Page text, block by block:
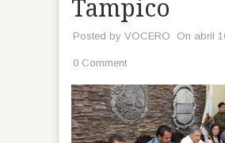
Tampico
Posted by VOCERO On abril
0 Comment